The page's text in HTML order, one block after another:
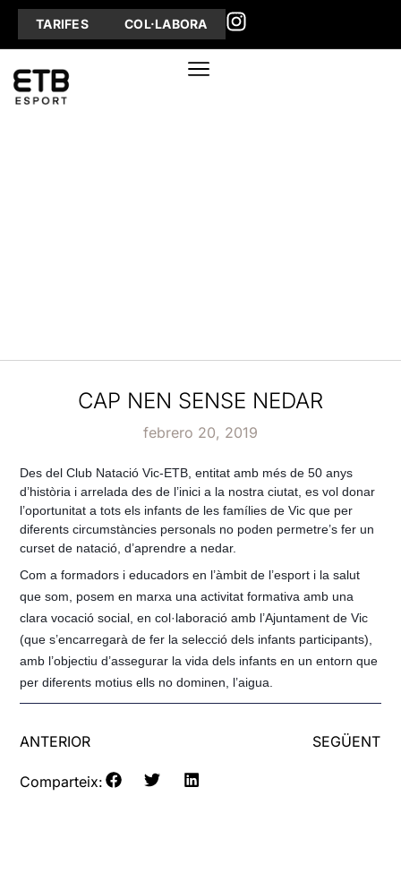
TARIFES COL·LABORA
CAP NEN SENSE NEDAR
febrero 20, 2019
Des del Club Natació Vic-ETB, entitat amb més de 50 anys
d’història i arrelada des de l’inici a la nostra ciutat, es vol donar
l’oportunitat a tots els infants de les famílies de Vic que per
diferents circumstàncies personals no poden permetre’s fer un
curset de natació, d’aprendre a nedar.
Com a formadors i educadors en l’àmbit de l’esport i la salut
que som, posem en marxa una activitat formativa amb una
clara vocació social, en col·laboració amb l’Ajuntament de Vic
(que s’encarregarà de fer la selecció dels infants participants),
amb l’objectiu d’assegurar la vida dels infants en un entorn que
per diferents motius ells no dominen, l’aigua.
ANTERIOR SEGÜENT
Comparteix: